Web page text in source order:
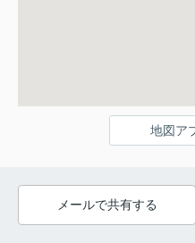
地図ア
メールで共有する